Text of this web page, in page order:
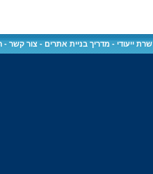
שרת ייעודי - מדריך בניית אתרים - צור קשר -